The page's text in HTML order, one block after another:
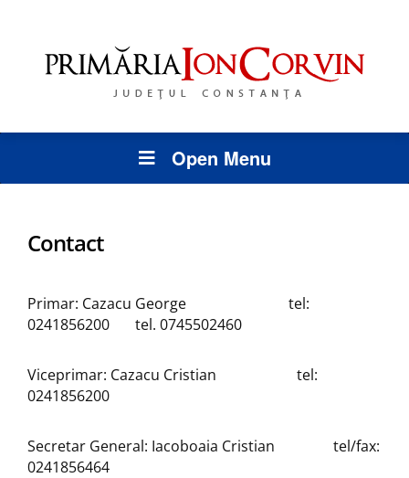
Open Menu
Contact
Primar: Cazacu George tel:
0241856200 tel. 0745502460
Viceprimar: Cazacu Cristian tel:
0241856200
Secretar General: Iacoboaia Cristian tel/fax:
0241856464